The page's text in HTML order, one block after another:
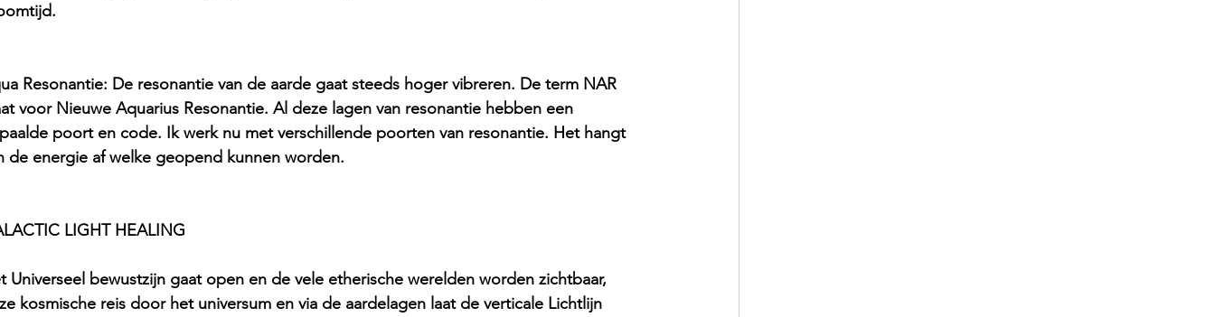
Resonantie: De resonantie van de aarde gaat steeds hoger vibreren. De term NAR
voor Nieuwe Aquarius Resonantie. Al deze lagen van resonantie hebben een
poort en code. Ik werk nu met verschillende poorten van resonantie. Het hangt
de energie af welke geopend kunnen worden.
LIGHT HEALING
Universeel bewustzijn gaat open en de vele etherische werelden worden zichtbaar,
kosmische reis door het universum en via de aardelagen laat de verticale Lichtlijn